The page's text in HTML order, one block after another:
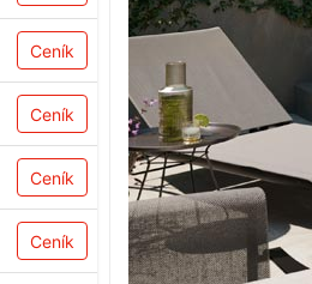
Ceník
Ceník
Ceník
Ceník